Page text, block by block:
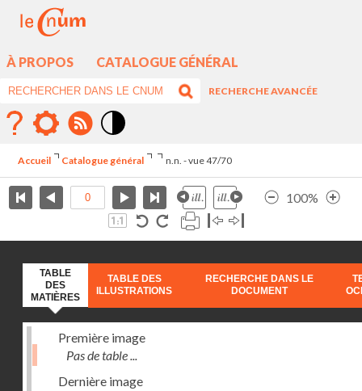
À PROPOS CATALOGUE GÉNÉRAL
RECHERCHE AVANCÉE
élévé
Accueil Catalogue général n.n. - vue 47/70
100%
TABLE
DES
MATIÈRES
TABLE DES
ILLUSTRATIONS
RECHERCHE DANS LE
DOCUMENT
Première image
Pas de table ...
Dernière image